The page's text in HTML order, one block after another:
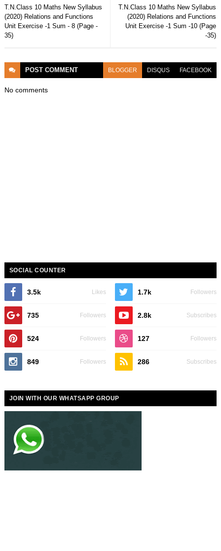
T.N.Class 10 Maths New Syllabus
(2020) Relations and Functions
Unit Exercise -1 Sum -10 (Page
-35)
T.N.Class 10 Maths New Syllabus
(2020) Relations and Functions
Unit Exercise -1 Sum - 8 (Page -
35)
POST COMMENT BLOGGER DISQUS FACEBOOK
No comments
SOCIAL COUNTER
3.5k Likes 1.7k Followers
735 Followers 2.8k Subscribes
524 Followers 127 Followers
849 Followers 286 Subscribes
JOIN WITH OUR WHATSAPP GROUP